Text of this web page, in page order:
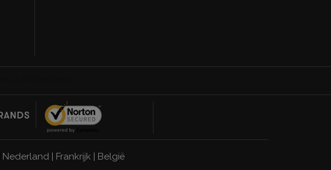
Nederland| Frankrijk| België